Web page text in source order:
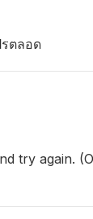
ตลอด
try